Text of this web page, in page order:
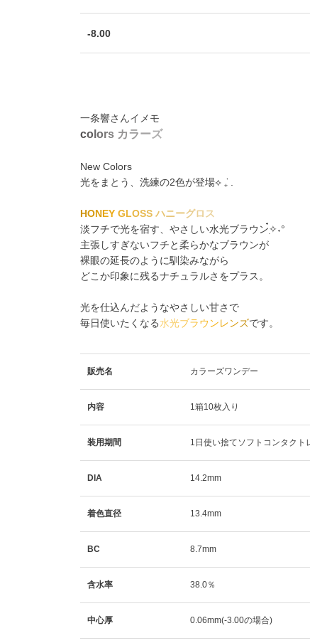
-8.00
一条響さんイメモ
co ors カラーズ
New Colors
光をまとう、洗練の2色が登場⟡ ݁₊ .
HONEY GLOSS ハニーグロス
淡フチで光を宿す、やさしい水光ブラウン๋࣭✧˖°
主張しすぎないフチと柔らかなブラウンが
裸眼の延長のように馴染みながら
どこか印象に残るナチュラルさをプラス。
光を仕込んだようなやさしい甘さで
毎日使いたくなる水光ブラウ ンレンズです。
販売名 カラーズワンデー
内容 1箱10枚入り
装用期間 1日使い捨てソフトコンタクト
DIA 14.2mm
着色直径 13.4mm
BC 8.7mm
含水率 38.0％
中心厚 0.06mm(-3.00の場合)